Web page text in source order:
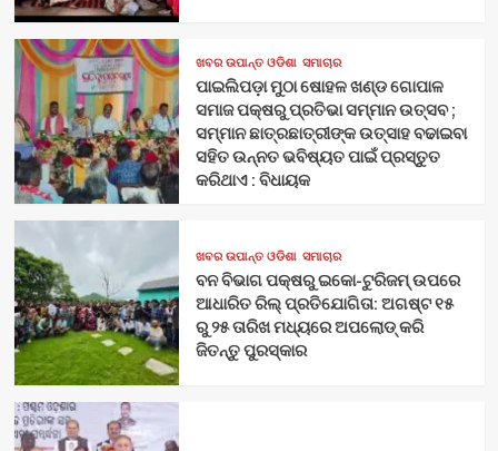
ଖବର ଉପାନ୍ତ ଓଡିଶା ସମାଚାର
ପାଇଲିପଡ଼ା ମୁଠା ଷୋହଳ ଖଣ୍ଡ ଗୋପାଳ
ସମାଜ ପକ୍ଷରୁ ପ୍ରତିଭା ସମ୍ମାନ ଉତ୍ସବ ;
ସମ୍ମାନ ଛାତ୍ରଛାତ୍ରୀଙ୍କ ଉତ୍ସାହ ବଢାଇବା
ସହିତ ଉନ୍ନତ ଭବିଷ୍ୟତ ପାଇଁ ପ୍ରସ୍ତୁତ
କରିଥାଏ : ବିଧାୟକ
ଖବର ଉପାନ୍ତ ଓଡିଶା ସମାଚାର
ବନ ବିଭାଗ ପକ୍ଷରୁ ଇକୋ-ଟୁରିଜମ୍ ଉପରେ
ଆଧାରିତ ରିଲ୍ ପ୍ରତିଯୋଗିତା: ଅଗଷ୍ଟ ୧୫
ରୁ ୨୫ ତାରିଖ ମଧ୍ୟରେ ଅପଲୋଡ୍ କରି
ଜିତନ୍ତୁ ପୁରସ୍କାର